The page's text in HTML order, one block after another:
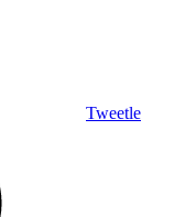
Tweetle